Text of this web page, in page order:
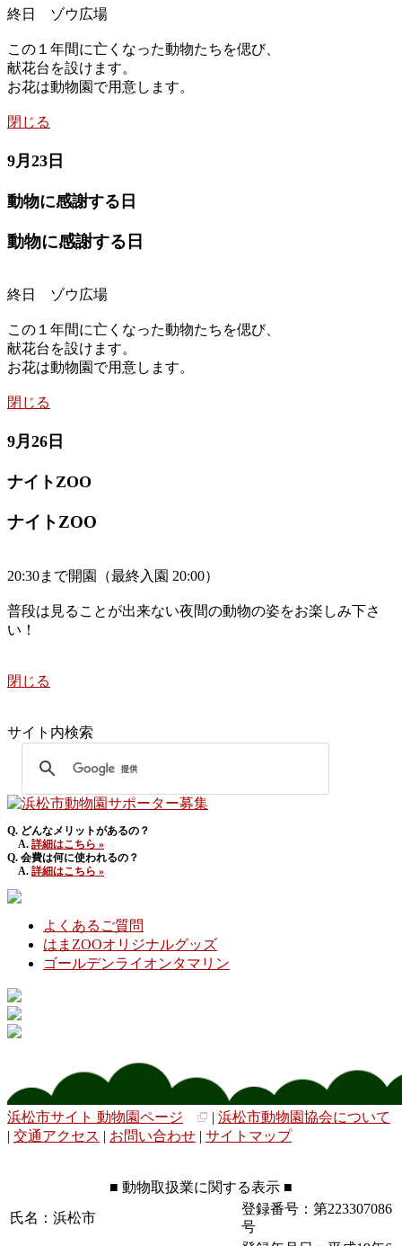
終日 ゾウ広場
この１年間に亡くなった動物たちを偲び、
献花台を設けます。
お花は動物園で用意します。
閉じる
9月23日
動物に感謝する日
動物に感謝する日
終日 ゾウ広場
この１年間に亡くなった動物たちを偲び、
献花台を設けます。
お花は動物園で用意します。
閉じる
9月26日
ナイトZOO
ナイトZOO
20:30まで開園（最終入園 20:00）
普段は見ることが出来ない夜間の動物の姿をお楽しみ下さ
い！
閉じる
サイト内検索
Q. どんなメリットがあるの？
A. 詳細はこちら »
Q. 会費は何に使われるの？
A. 詳細はこちら »
よくあるご質問
はまZOOオリジナルグッズ
ゴールデンライオンタマリン
浜松市サイト 動物園ページ | 浜松市動物園協会について
| 交通アクセス | お問い合わせ | サイトマップ
■ 動物取扱業に関する表示 ■
氏名：浜松市
登録番号：第223307086
号